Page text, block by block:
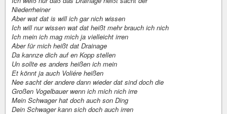
Niederrheiner
Aber wat dat is will ich gar nich wissen
Ich will nur wissen wat dat heißt mehr brauch ich nich
Ich mein ich mag mich ja vielleicht irren
Aber für mich heißt dat Drainage
Da kannze dich auf en Kopp stellen
Un sollte es anders heißen ich mein
Et könnt ja auch Voliére heißen
Nee sacht der andere dann wieder dat sind doch die
Großen Vogelbauer wenn ich mich nich irre
Mein Schwager hat doch auch son Ding
Dein Schwager kann sich doch auch irren